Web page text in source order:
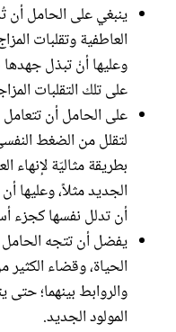
ينبغي على الحامل أن
العاطفية وتقلبات
وعليها أنْ تبذل جهدها
على تلك التقلبات
على الحامل أن تتعامل
لتقلل من الضغط
بطريقة مثاليّة لإنهاء
الجديد مثلاً، وعليها
أن تدلل نفسها كجزء
يفضل أن تتجه
الحياة، وقضاء الكثير
والروابط بينهما؛
المولود الجديد.